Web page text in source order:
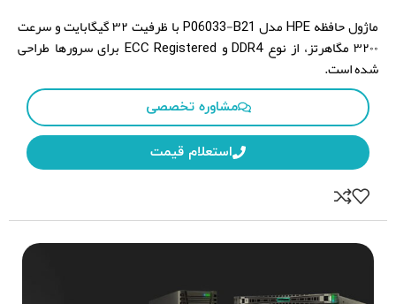
ماژول حافظه HPE مدل P06033-B21 با ظرفیت ۳۲ گیگابایت و سرعت
۳۲۰۰ مگاهرتز، از نوع DDR4 و ECC Registered برای سرورها طراحی
شده است.
مشاوره تخصصی
استعلام قیمت